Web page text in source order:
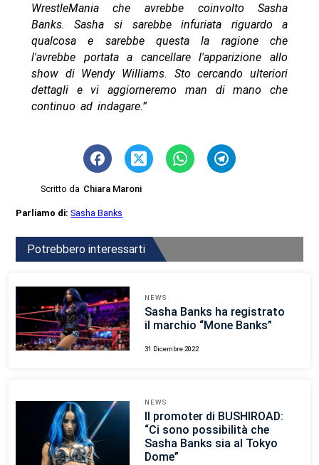
WrestleMania che avrebbe coinvolto Sasha
Banks. Sasha si sarebbe infuriata riguardo a
qualcosa e sarebbe questa la ragione che
l'avrebbe portata a cancellare l'apparizione allo
show di Wendy Williams. Sto cercando ulteriori
dettagli e vi aggiorneremo man di mano che
continuo ad indagare.”
Scritto da Chiara Maroni
Parliamo di:Sasha Banks
Potrebbero interessarti
NEWS
Sasha Banks ha registrato
il marchio “Mone Banks”
31 Dicembre 2022
NEWS
Il promoter di BUSHIROAD:
“Ci sono possibilità che
Sasha Banks sia al Tokyo
Dome”